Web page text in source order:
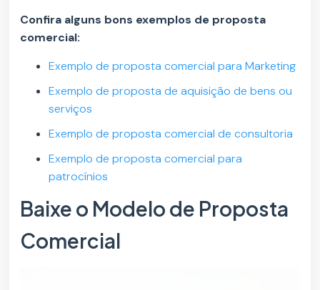
Confira alguns bons exemplos de proposta
comercial:
Exemplo de proposta comercial para Marketing
Exemplo de proposta de aquisição de bens ou
serviços
Exemplo de proposta comercial de consultoria
Exemplo de proposta comercial para
patrocínios
Baixe o Modelo de Proposta
Comercial